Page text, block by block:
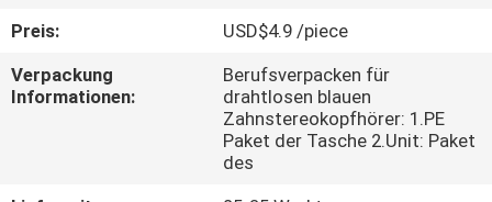
QUALITÄTSKONTROLLE
TRETEN
Preis:
USD$4.9 /piece
Verpackung
Informationen:
Berufsverpacken für
drahtlosen blauen
Zahnstereokopfhörer: 1.PE
Paket der Tasche 2.Unit: Paket
des